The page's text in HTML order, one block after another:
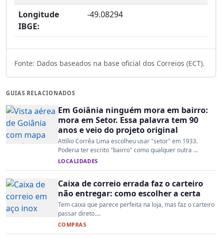
Longitude
IBGE:
-49.08294
Fonte: Dados baseados na base oficial dos Correios (ECT).
GUIAS RELACIONADOS
Em Goiânia ninguém mora em bairro:
mora em Setor. Essa palavra tem 90
anos e veio do projeto original
Attílio Corrêa Lima escolheu usar "setor" em 1933.
Poderia ter escrito "bairro" como qualquer outra ...
LOCALIDADES
Caixa de correio errada faz o carteiro
não entregar: como escolher a certa
Tem caixa que parece perfeita na loja, mas faz o carteiro
passar direto....
COMPRAS